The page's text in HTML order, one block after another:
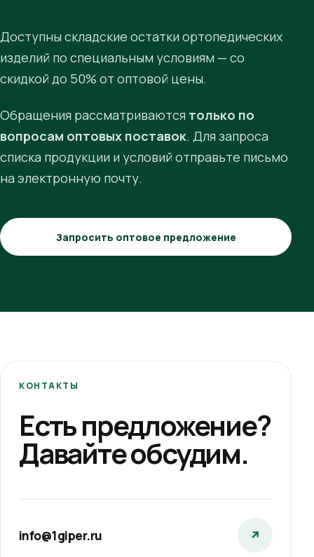
Доступны складские остатки ортопедических
изделий по специальным условиям — со
скидкой до 50% от оптовой цены.
Обращения рассматриваются только по
вопросам оптовых поставок. Для запроса
списка продукции и условий отправьте письмо
на электронную почту.
Запросить оптовое предложение
КОНТАКТЫ
Есть предложение?
Давайте обсудим.
info@1giper.ru ↗